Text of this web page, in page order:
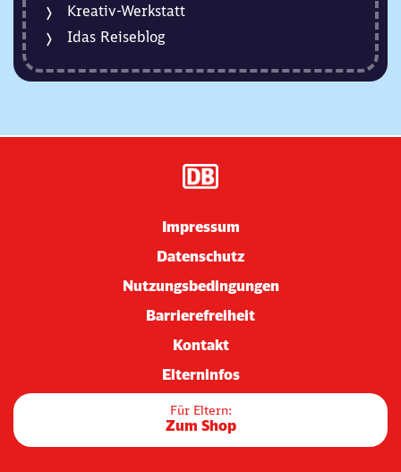
Kreativ-Werkstatt
Idas Reiseblog
Impressum
Datenschutz
Nutzungsbedingungen
Barrierefreiheit
Kontakt
Elterninfos
Für Eltern:
Zum Shop